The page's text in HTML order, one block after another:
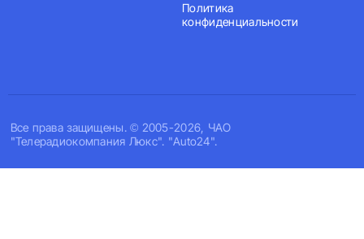
Все права защищены. © 2005-2026, ЧАО
"Телерадиокомпания Люкс". "Auto24".
Политика
конфиденциальности